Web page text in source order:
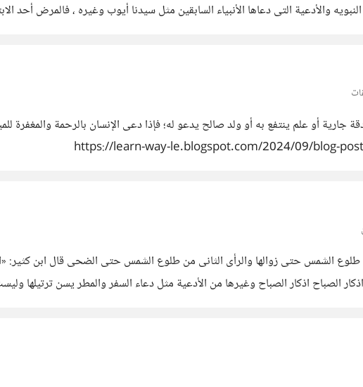
جارية أو علم ينتفع به أو ولد صالح يدعو له؛ فإذا دعى الإنسان بالرحمة
وقت قرآءة اذكار الصباح الرأى الأول أنها تبدأ من طلوع الشمس حتى زوالها والرأى الثانى
الصباح اذكار الصباح وغيرها من الأدعية مثل دعاء السفر والمطر يسن